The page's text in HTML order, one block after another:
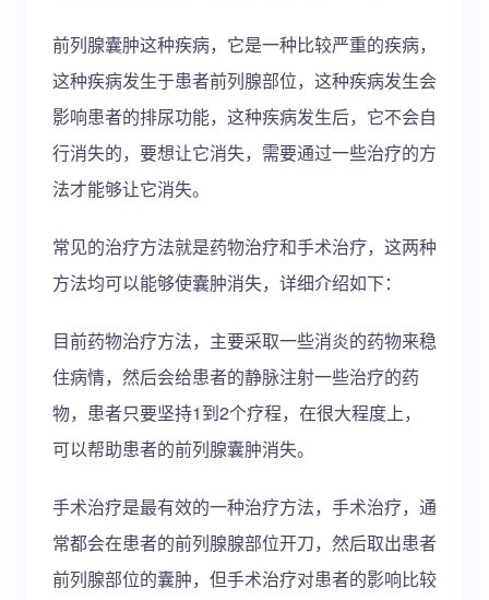
前列腺囊肿这种疾病，它是一种比较严重的疾病，
这种疾病发生于患者前列腺部位，这种疾病发生会
影响患者的排尿功能，这种疾病发生后，它不会自
行消失的，要想让它消失，需要通过一些治疗的方
法才能够让它消失。
常见的治疗方法就是药物治疗和手术治疗，这两种
方法均可以能够使囊肿消失，详细介绍如下：
目前药物治疗方法，主要采取一些消炎的药物来稳
住病情，然后会给患者的静脉注射一些治疗的药
物，患者只要坚持1到2个疗程，在很大程度上，
可以帮助患者的前列腺囊肿消失。
手术治疗是最有效的一种治疗方法，手术治疗，通
常都会在患者的前列腺腺部位开刀，然后取出患者
前列腺部位的囊肿，但手术治疗对患者的影响比较